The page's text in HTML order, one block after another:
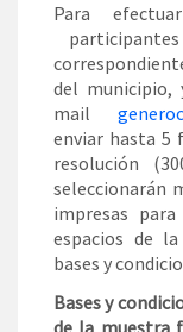
Para
del municipio,
mail
enviar hasta 5
resolución
seleccionarán
impresas
espacios de
bases y
Bases y